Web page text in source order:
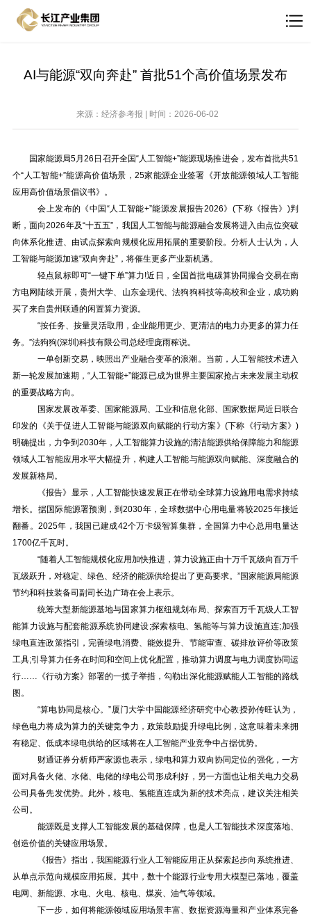
AI与能源“双向奔赴” 首批51个高价值场景发布
来源：经济参考报 | 时间：2026-06-02
国家能源局5月26日召开全国“人工智能+”能源现场推进会，发布首批共51
个“人工智能+”能源高价值场景，25家能源企业签署《开放能源领域人工智能
应用高价值场景倡议书》。
会上发布的《中国“人工智能+”能源发展报告2026》(下称《报告》)判
断，面向2026年及“十五五”，我国人工智能与能源融合发展将进入由点位突破
向体系化推进、由试点探索向规模化应用拓展的重要阶段。分析人士认为，人
工智能与能源加速“双向奔赴”，将催生更多产业新机遇。
轻点鼠标即可“一键下单”算力!近日，全国首批电碳算协同撮合交易在南
方电网陆续开展，贵州大学、山东金现代、法狗狗科技等高校和企业，成功购
买了来自贵州联通的闲置算力资源。
“按任务、按量灵活取用，企业能用更少、更清洁的电力办更多的算力任
务。”法狗狗(深圳)科技有限公司总经理庞雨秾说。
一单创新交易，映照出产业融合变革的浪潮。当前，人工智能技术进入
新一轮发展加速期，“人工智能+”能源已成为世界主要国家抢占未来发展主动权
的重要战略方向。
国家发展改革委、国家能源局、工业和信息化部、国家数据局近日联合
印发的《关于促进人工智能与能源双向赋能的行动方案》(下称《行动方案》)
明确提出，力争到2030年，人工智能算力设施的清洁能源供给保障能力和能源
领域人工智能应用水平大幅提升，构建人工智能与能源双向赋能、深度融合的
发展新格局。
《报告》显示，人工智能快速发展正在带动全球算力设施用电需求持续
增长。据国际能源署预测，到2030年，全球数据中心用电量将较2025年接近
翻番。2025年，我国已建成42个万卡级智算集群，全国算力中心总用电量达
1700亿千瓦时。
“随着人工智能规模化应用加快推进，算力设施正由十万千瓦级向百万千
瓦级跃升，对稳定、绿色、经济的能源供给提出了更高要求。”国家能源局能源
节约和科技装备司副司长边广琦在会上表示。
统筹大型新能源基地与国家算力枢纽规划布局、探索百万千瓦级人工智
能算力设施与配套能源系统协同建设;探索核电、氢能等与算力设施直连;加强
绿电直连政策指引，完善绿电消费、能效提升、节能审查、碳排放评价等政策
工具;引导算力任务在时间和空间上优化配置，推动算力调度与电力调度协同运
行……《行动方案》部署的一揽子举措，勾勒出深化能源赋能人工智能的路线
图。
“算电协同是核心。”厦门大学中国能源经济研究中心教授孙传旺认为，
绿色电力将成为算力的关键竞争力，政策鼓励提升绿电比例，这意味着未来拥
有稳定、低成本绿电供给的区域将在人工智能产业竞争中占据优势。
财通证券分析师严家源也表示，绿电和算力双向协同定位的强化，一方
面对具备火储、水储、电储的绿电公司形成利好，另一方面也让相关电力交易
公司具备先发优势。此外，核电、氢能直连成为新的技术亮点，建议关注相关
公司。
能源既是支撑人工智能发展的基础保障，也是人工智能技术深度落地、
创造价值的关键应用场景。
《报告》指出，我国能源行业人工智能应用正从探索起步向系统推进、
从单点示范向规模应用拓展。其中，数十个能源行业专用大模型已落地，覆盖
电网、新能源、水电、火电、核电、煤炭、油气等领域。
下一步，如何将能源领域应用场景丰富、数据资源海量和产业体系完备